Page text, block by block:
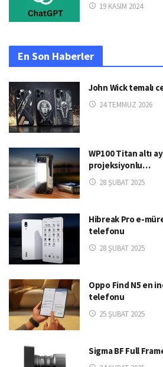
19 KASIM 2024
En Son Haberler
John Wick temalı
24 TEMMUZ 2026
WP100 Titan altı
projeksiyonlu…
28 ŞUBAT 2025
Hibreak Pro e-
telefonu
28 ŞUBAT 2025
Oppo Find N5 en
telefonu
25 ŞUBAT 2025
Sigma BF Full